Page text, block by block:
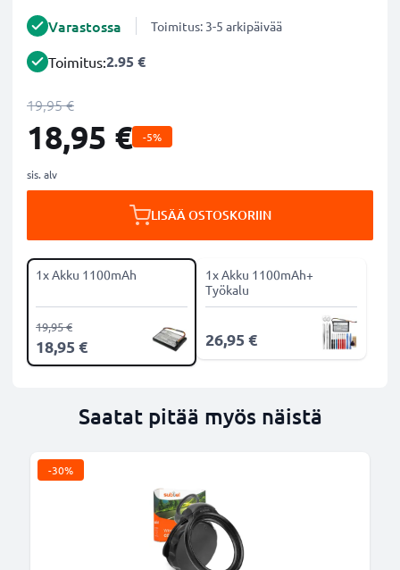
Varastossa Toimitus: 3-5 arkipäivää
Toimitus:2.95 €
19,95 €
18,95 € -5%
sis. alv
LISÄÄ OSTOSKORIIN
1x Akku 1100mAh
18,95 €
19,95 €
1x Akku 1100mAh+
Työkalu
26,95 €
Saatat pitää myös näistä
-30%